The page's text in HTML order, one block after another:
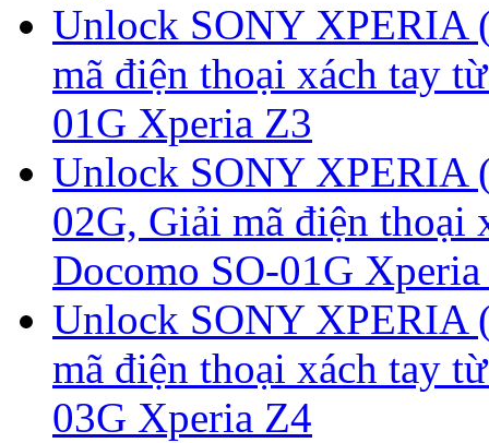
Unlock SONY XPERIA
mã điện thoại xách tay
01G Xperia Z3
Unlock SONY XPERIA
02G, Giải mã điện thoại
Docomo SO-01G
Unlock SONY XPERIA
mã điện thoại xách tay
03G Xperia Z4